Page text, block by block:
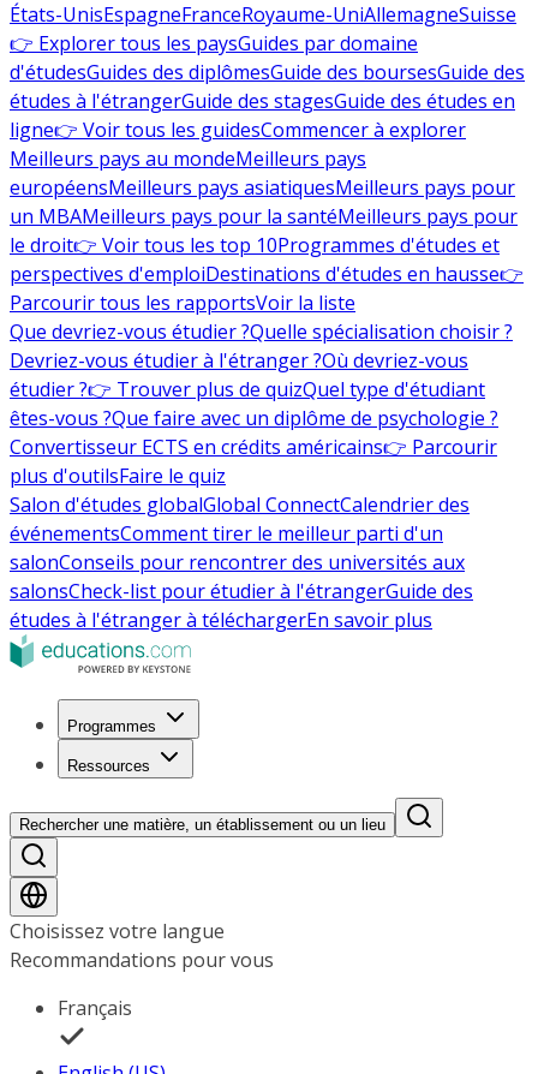
États-UnisEspagneFranceRoyaume-UniAllemagneSuisse
👉 Explorer tous les paysGuides par domaine
d'étudesGuides des diplômesGuide des boursesGuide des
études à l'étrangerGuide des stagesGuide des études en
ligne👉 Voir tous les guidesCommencer à explorer
Meilleurs pays au mondeMeilleurs pays
européensMeilleurs pays asiatiquesMeilleurs pays pour
un MBAMeilleurs pays pour la santéMeilleurs pays pour
le droit👉 Voir tous les top 10Programmes d'études et
perspectives d'emploiDestinations d'études en hausse👉
Parcourir tous les rapportsVoir la liste
Que devriez-vous étudier ?Quelle spécialisation choisir ?
Devriez-vous étudier à l'étranger ?Où devriez-vous
étudier ?👉 Trouver plus de quizQuel type d'étudiant
êtes-vous ?Que faire avec un diplôme de psychologie ?
Convertisseur ECTS en crédits américains👉 Parcourir
plus d'outilsFaire le quiz
Salon d'études globalGlobal ConnectCalendrier des
événementsComment tirer le meilleur parti d'un
salonConseils pour rencontrer des universités aux
salonsCheck-list pour étudier à l'étrangerGuide des
études à l'étranger à téléchargerEn savoir plus
Programmes
Ressources
Rechercher une matière, un établissement ou un lieu
Choisissez votre langue
Recommandations pour vous
Français